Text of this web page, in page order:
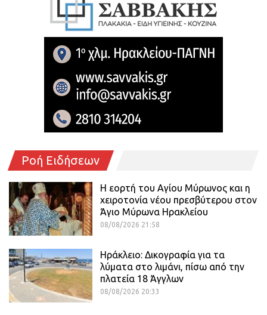
Ροή Ειδήσεων
Η εορτή του Αγίου Μύρωνος και η
χειροτονία νέου πρεσβύτερου στον
Άγιο Μύρωνα Ηρακλείου
08/08/2026 21:58
Ηράκλειο: Δικογραφία για τα
λύματα στο λιμάνι, πίσω από την
πλατεία 18 Άγγλων
08/08/2026 20:33